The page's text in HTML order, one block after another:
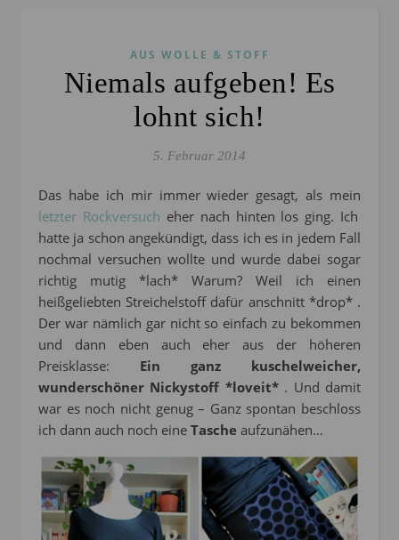
AUS WOLLE & STOFF
Niemals aufgeben! Es
lohnt sich!
5. Februar 2014
Das habe ich mir immer wieder gesagt, als mein
letzter Rockversuch eher nach hinten los ging. Ich
hatte ja schon angekündigt, dass ich es in jedem Fall
nochmal versuchen wollte und wurde dabei sogar
richtig mutig *lach* Warum? Weil ich einen
heißgeliebten Streichelstoff dafür anschnitt *drop* .
Der war nämlich gar nicht so einfach zu bekommen
und dann eben auch eher aus der höheren
Preisklasse: Ein ganz kuschelweicher,
wunderschöner Nickystoff *loveit* . Und damit
war es noch nicht genug – Ganz spontan beschloss
ich dann auch noch eine Tasche aufzunähen…